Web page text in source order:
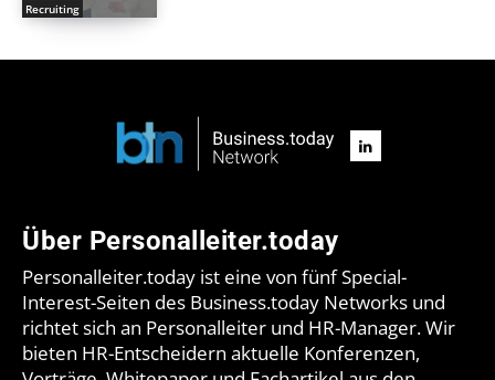
Recruiting
Über Personalleiter.today
Personalleiter.today ist eine von fünf Special-
Interest-Seiten des Business.today Networks und
richtet sich an Personalleiter und HR-Manager. Wir
bieten HR-Entscheidern aktuelle Konferenzen,